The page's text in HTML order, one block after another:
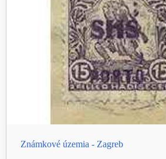
Známkové územia - Zagreb